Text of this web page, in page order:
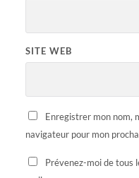
SITE WEB
Enregistrer mon nom,
navigateur pour mon
Prévenez-moi de tous